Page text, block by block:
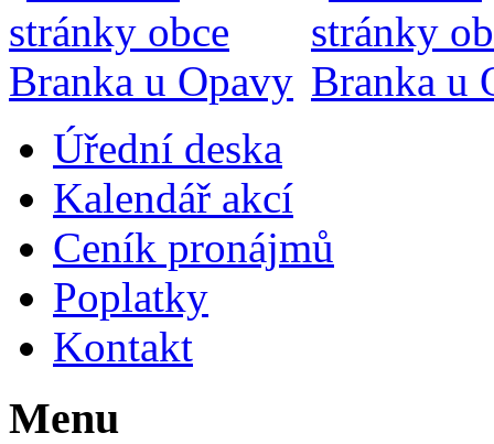
Úřední deska
Kalendář akcí
Ceník pronájmů
Poplatky
Kontakt
Menu